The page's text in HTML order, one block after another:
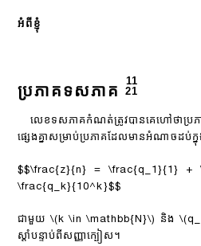
អំពី​ខ្ញុំ
ប្រភាគទសភាគ
11
21
លេខទសភាគកំណត់ត្រូវបានគេហៅថាប្
ផ្សេងគ្នាសម្រាប់ប្រភាគដែលមានអំណាចដប់ក្
$$\frac{z}{n} = \frac{q_1}{1} +
\frac{q_k}{10^k}$$
ជាមួយ\(k \in \mathbb{N}\) និង
ស្តាំបន្ទាប់ពីសញ្ញាក្បៀស។